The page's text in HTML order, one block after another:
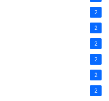
2
2
2
2
2
2